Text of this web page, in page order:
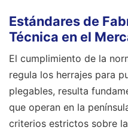
Estándares de
Técnica en el
El cumplimiento de la
regula los herrajes para
plegables, resulta
que operan en la
criterios estrictos sobre